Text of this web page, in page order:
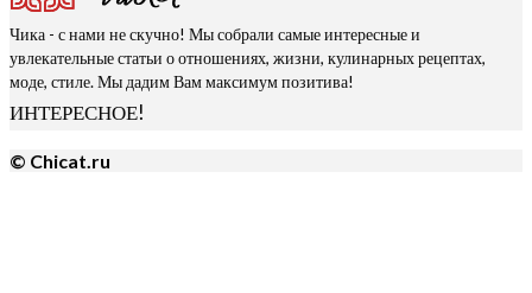
Чика - с нами не скучно! Мы собрали самые интересные и
увлекательные статьи о отношениях, жизни, кулинарных рецептах,
моде, стиле. Мы дадим Вам максимум позитива!
ИНТЕРЕСНОЕ!
© Chicat.ru